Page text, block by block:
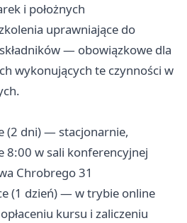
i położnych
uprawniające do
— obowiązkowe dla
wykonujących te czynności w
(2 dni) — stacjonarnie,
8:00 w sali konferencyjnej
Chrobrego 31
(1 dzień) — w trybie online
kursu i zaliczeniu